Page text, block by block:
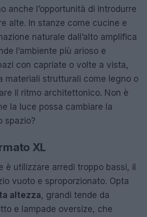
anche l’opportunità di introdurre
alte. In stanze come cucine e
naturale dall’alto amplifica
l’ambiente più arioso e
con capriate o volte a vista,
materiali strutturali come legno o
il ritmo architettonico. Non è
la luce possa cambiare la
spazio?
XL
è utilizzare arredi troppo bassi, il
vuoto e sproporzionato. Opta
altezza, grandi tende da
e lampade oversize, che